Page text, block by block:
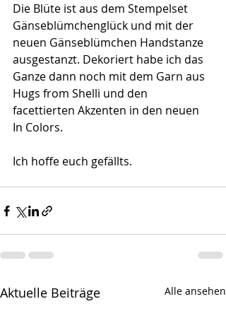
Die Blüte ist aus dem Stempelset
Gänseblümchenglück und mit der
neuen Gänseblümchen Handstanze
ausgestanzt. Dekoriert habe ich das
Ganze dann noch mit dem Garn aus
Hugs from Shelli und den
facettierten Akzenten in den neuen
In Colors.
Ich hoffe euch gefällts.
Aktuelle Beiträge Alle ansehen